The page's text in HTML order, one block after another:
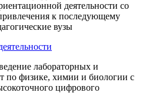
деятельности со
к последующему
вузы
лабораторных и
по физике, химии и биологии с
цифрового